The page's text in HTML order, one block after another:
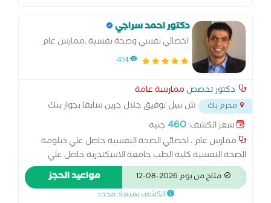
دكتور احمد سراجي
اخصائي نفسي وصحة نفسية ،ممارس عام
414
دكتور تخصص ممارسة عامة
محرم بك
ش نبيل توفيق جلال جرين سابقا بجوار بنك
مصر محرم بك...
سعر الكشف:460جنيه
ممارس عام ، اخصائي الصحة النفسية حاصل علي دبلومة
الصحة النفسية كلية الطب جامعة الاسكندرية حاصل علي
دبلومة في العلاج المعرفي السلوكي حاصل علي دبلومة في
العلاج النفسي بالسيكو دراما لديه خبرة 5 سنوات في مجال
متاح من يوم 2026-08-12 مواعيد الحجز
الكشف بميعاد محدد